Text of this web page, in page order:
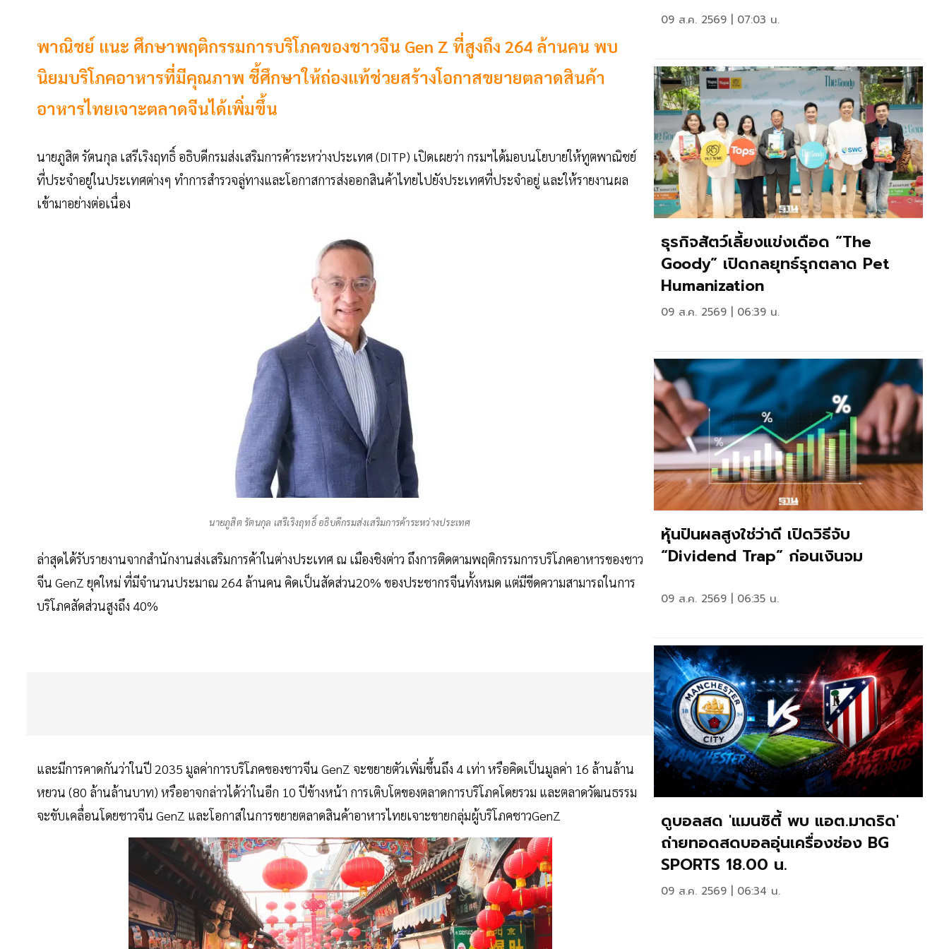
พาณิชย์ แนะ ศึกษาพฤติกรรมการบริโภคของชาวจีน Gen Z ที่สูงถึง 264 ล้านคน พบ
นิยมบริโภคอาหารที่มีคุณภาพ ชี้ศึกษาให้ถ่องแท้ช่วยสร้างโอกาสขยายตลาดสินค้า
อาหารไทยเจาะตลาดจีนได้เพิ่มขึ้น
นายภูสิต รัตนกุล เสรีเริงฤทธิ์ อธิบดีกรมส่งเสริมการค้าระหว่างประเทศ (DITP) เปิดเผยว่า กรมฯได้มอบนโยบายให้ทูตพาณิชย์
ที่ประจำอยู่ในประเทศต่างๆ ทำการสำรวจลู่ทางและโอกาสการส่งออกสินค้าไทยไปยังประเทศที่ประจำอยู่ และให้รายงานผล
เข้ามาอย่างต่อเนื่อง
นายภูสิต รัตนกุล เสรีเริงฤทธิ์ อธิบดีกรมส่งเสริมการค้าระหว่างประเทศ
ล่าสุดได้รับรายงานจากสำนักงานส่งเสริมการค้าในต่างประเทศ ณ เมืองชิงต่าว ถึงการติดตามพฤติกรรมการบริโภคอาหารของชาว
จีน GenZ ยุคใหม่ ที่มีจำนวนประมาณ 264 ล้านคน คิดเป็นสัดส่วน20% ของประชากรจีนทั้งหมด แต่มีขีดความสามารถในการ
บริโภคสัดส่วนสูงถึง 40%
และมีการคาดกันว่าในปี 2035 มูลค่าการบริโภคของชาวจีน GenZ จะขยายตัวเพิ่มขึ้นถึง 4 เท่า หรือคิดเป็นมูลค่า 16 ล้านล้าน
หยวน (80 ล้านล้านบาท) หรืออาจกล่าวได้ว่าในอีก 10 ปีข้างหน้า การเติบโตของตลาดการบริโภคโดยรวม และตลาดวัฒนธรรม
จะขับเคลื่อนโดยชาวจีน GenZ และโอกาสในการขยายตลาดสินค้าอาหารไทยเจาะขายกลุ่มผู้บริโภคชาวGenZ
09 ส.ค. 2569 | 07:03 น.
ธุรกิจสัตว์เลี้ยงแข่งเดือด “The
Goody” เปิดกลยุทธ์รุกตลาด Pet
Humanization
09 ส.ค. 2569 | 06:39 น.
หุ้นปันผลสูงใช่ว่าดี เปิดวิธีจับ
“Dividend Trap” ก่อนเงินจม
09 ส.ค. 2569 | 06:35 น.
ดูบอลสด 'แมนซิตี้ พบ แอต.มาดริด'
ถ่ายทอดสดบอลอุ่นเครื่องช่อง BG
SPORTS 18.00 น.
09 ส.ค. 2569 | 06:34 น.